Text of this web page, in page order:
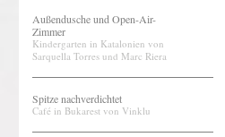
Außendusche und Open-Air-
Zimmer
Kindergarten in Katalonien von
Sarquella Torres und Marc Riera
Spitze nachverdichtet
Café in Bukarest von Vinklu